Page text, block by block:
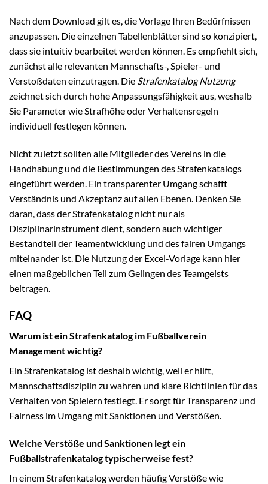
Nach dem Download gilt es, die Vorlage Ihren Bedürfnissen
anzupassen. Die einzelnen Tabellenblätter sind so konzipiert,
dass sie intuitiv bearbeitet werden können. Es empfiehlt sich,
zunächst alle relevanten Mannschafts-, Spieler- und
Verstoßdaten einzutragen. Die Strafenkatalog Nutzung
zeichnet sich durch hohe Anpassungsfähigkeit aus, weshalb
Sie Parameter wie Strafhöhe oder Verhaltensregeln
individuell festlegen können.
Nicht zuletzt sollten alle Mitglieder des Vereins in die
Handhabung und die Bestimmungen des Strafenkatalogs
eingeführt werden. Ein transparenter Umgang schafft
Verständnis und Akzeptanz auf allen Ebenen. Denken Sie
daran, dass der Strafenkatalog nicht nur als
Disziplinarinstrument dient, sondern auch wichtiger
Bestandteil der Teamentwicklung und des fairen Umgangs
miteinander ist. Die Nutzung der Excel-Vorlage kann hier
einen maßgeblichen Teil zum Gelingen des Teamgeists
beitragen.
FAQ
Warum ist ein Strafenkatalog im Fußballverein
Management wichtig?
Ein Strafenkatalog ist deshalb wichtig, weil er hilft,
Mannschaftsdisziplin zu wahren und klare Richtlinien für das
Verhalten von Spielern festlegt. Er sorgt für Transparenz und
Fairness im Umgang mit Sanktionen und Verstößen.
Welche Verstöße und Sanktionen legt ein
Fußballstrafenkatalog typischerweise fest?
In einem Strafenkatalog werden häufig Verstöße wie